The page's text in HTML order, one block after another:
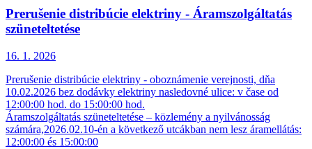
Prerušenie distribúcie elektriny - Áramszolgáltatás
szüneteltetése
16. 1. 2026
Prerušenie distribúcie elektriny - oboznámenie verejnosti, dňa
10.02.2026 bez dodávky elektriny nasledovné ulice: v čase od
12:00:00 hod. do 15:00:00 hod.
Áramszolgáltatás szüneteltetése – közlemény a nyilvánosság
számára,2026.02.10-én a következő utcákban nem lesz áramellátás:
12:00:00 és 15:00:00